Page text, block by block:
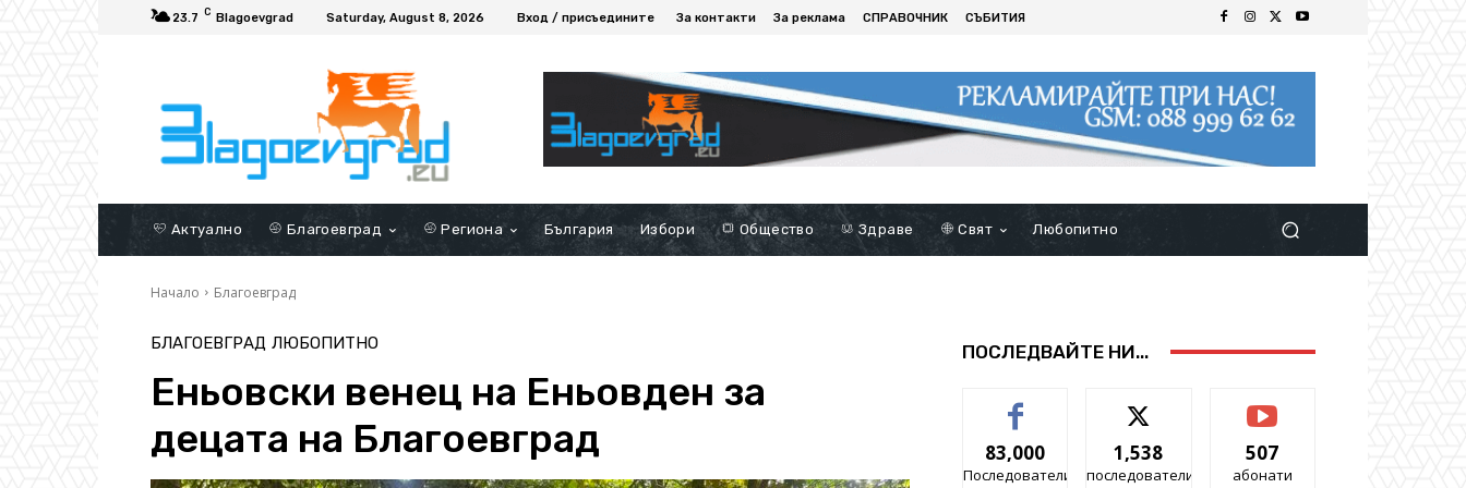
23.7 C Blagoevgrad Saturday, August 8, 2026 Вход / присъедините За контакти За реклама СПРАВОЧНИК СЪБИТИЯ
Актуално Благоевград Региона България Избори Общество Здраве Свят Любопитно
Начало Благоевград
БЛАГОЕВГРАД ЛЮБОПИТНО
Еньовски венец на Еньовден за
децата на Благоевград
ПОСЛЕДВАЙТЕ НИ...
83,000
Последователи
1,538
последователи
507
абонати